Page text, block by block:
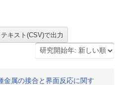
金属の接合と界面反応に関す